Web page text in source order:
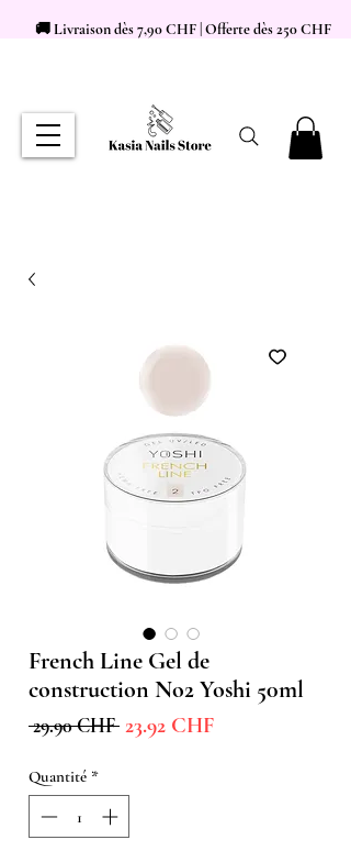
🚚 Livraison dès 7,90 CHF | Offerte dès 250 CHF
French Line Gel de
construction No2 Yoshi 50ml
29.90 CHF Prix
23.92 CHFPrix
Quantité *